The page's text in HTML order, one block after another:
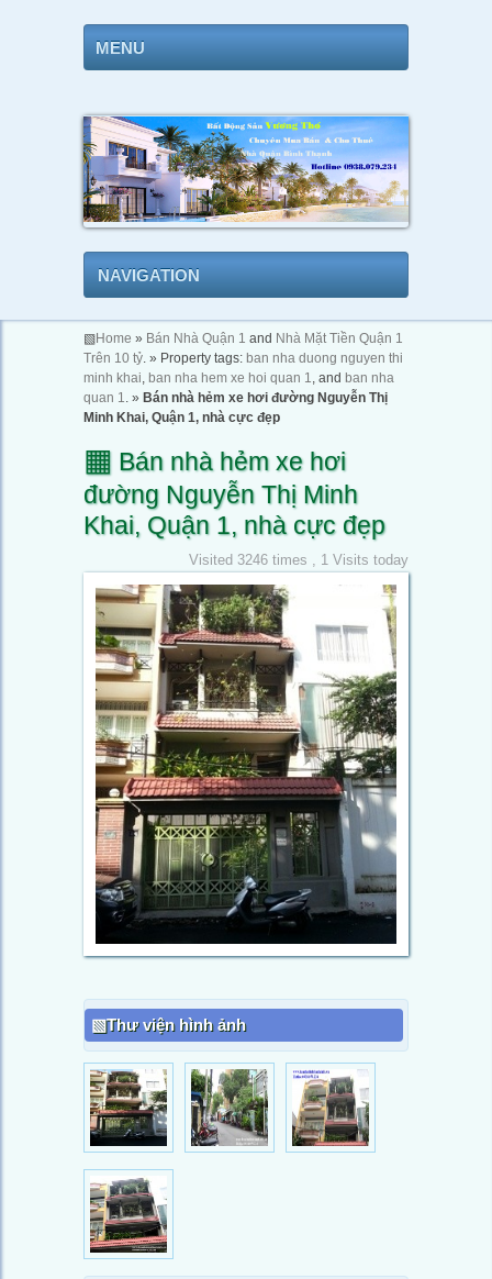
MENU
NAVIGATION
▧Home » Bán Nhà Quận 1 and Nhà Mặt Tiền Quận 1
Trên 10 tỷ. » Property tags: ban nha duong nguyen thi
minh khai, ban nha hem xe hoi quan 1, and ban nha
quan 1. » Bán nhà hẻm xe hơi đường Nguyễn Thị
Minh Khai, Quận 1, nhà cực đẹp
▦ Bán nhà hẻm xe hơi
đường Nguyễn Thị Minh
Khai, Quận 1, nhà cực đẹp
Visited 3246 times , 1 Visits today
Thư viện hình ảnh